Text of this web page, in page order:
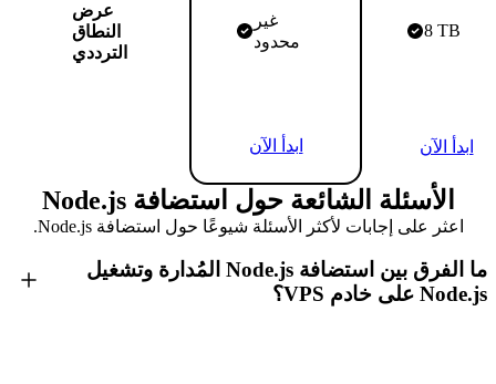
عرض
النطاق
الترددي
غير
محدود
8 TB
ابدأ الآن ابدأ الآن
الأسئلة الشائعة حول استضافة Node.js
اعثر على إجابات لأكثر الأسئلة شيوعًا حول استضافة Node.js.
ما الفرق بين استضافة Node.js المُدارة وتشغيل
Node.js على خادم VPS؟